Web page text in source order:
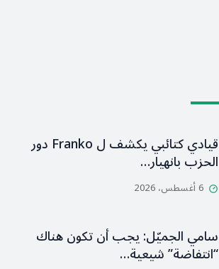
قيادي كتائبي يكشف ل Franko دور
الحزب بانهيار…
6 أغسطس، 2026
سامي الجميّل: يجب أن تكون هناك
“انتفاضة” شيعية…